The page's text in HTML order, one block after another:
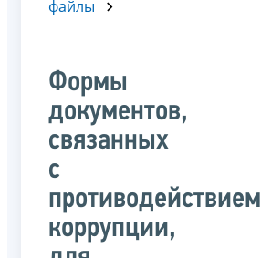
файлы
Формы
документов,
связанных
с
противодействием
коррупции,